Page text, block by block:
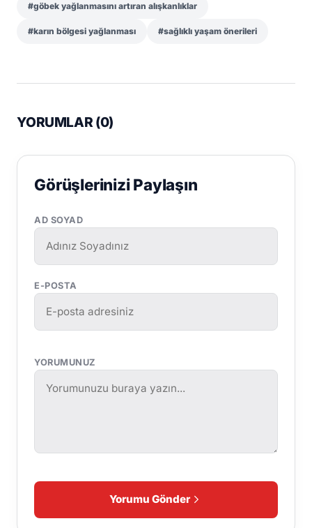
#göbek yağlanmasını artıran alışkanlıklar
#karın bölgesi yağlanması #sağlıklı yaşam önerileri
YORUMLAR (0)
Görüşlerinizi Paylaşın
AD SOYAD
E-POSTA
YORUMUNUZ
Yorumu Gönder